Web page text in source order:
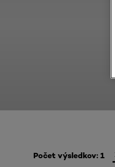
Počet výsledkov: 1